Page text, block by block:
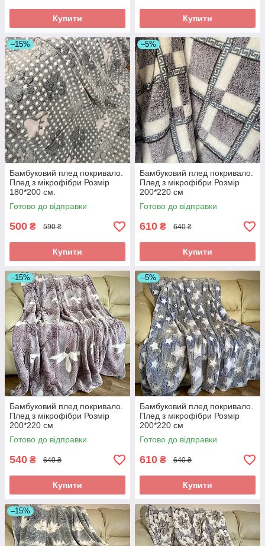
Купити Купити
–15%
Бамбуковий плед покривало.
Плед з мікрофібри Розмір
180*200 см.
Готово до відправки
500 ₴ 590 ₴
Купити
–5%
Бамбуковий плед покривало.
Плед з мікрофібри Розмір
200*220 см
Готово до відправки
610 ₴ 640 ₴
Купити
–15%
Бамбуковий плед покривало.
Плед з мікрофібри Розмір
200*220 см
Готово до відправки
540 ₴ 640 ₴
Купити
–5%
Бамбуковий плед покривало.
Плед з мікрофібри Розмір
200*220 см
Готово до відправки
610 ₴ 640 ₴
Купити
–15%